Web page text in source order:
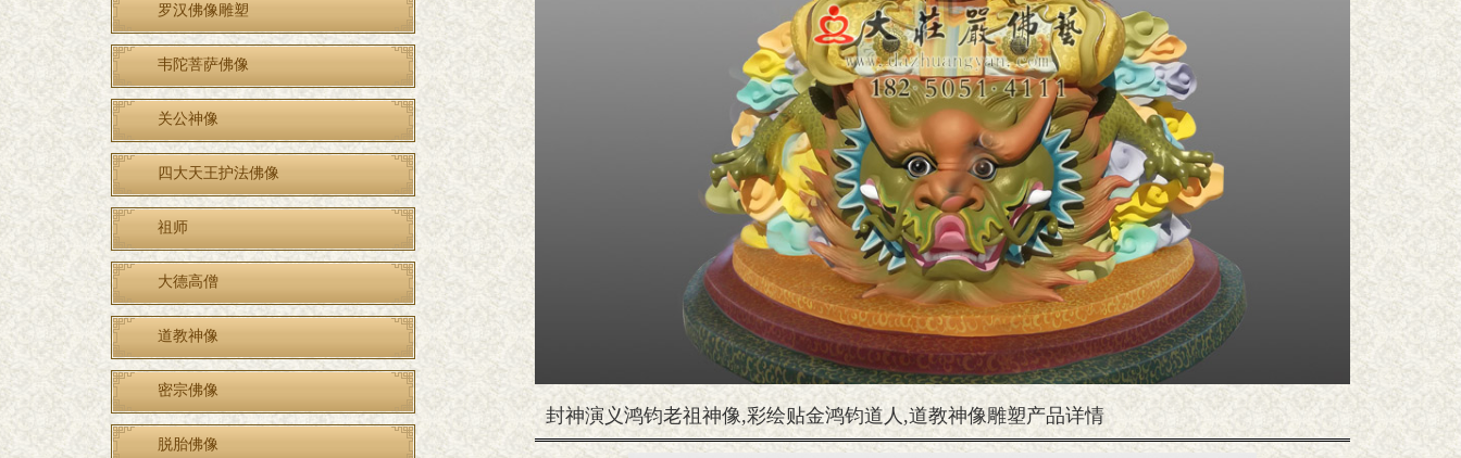
罗汉佛像雕塑
韦陀菩萨佛像
关公神像
四大天王护法佛像
祖师
大德高僧
道教神像
密宗佛像
脱胎佛像
封神演义鸿钧老祖神像,彩绘贴金鸿钧道人,道教神像雕塑产品详情